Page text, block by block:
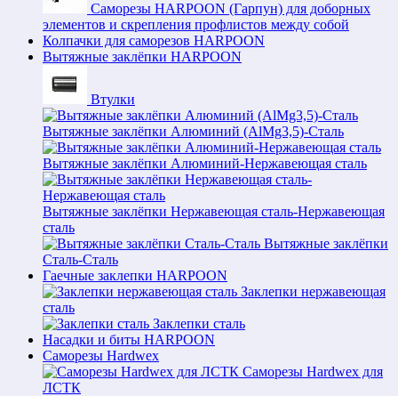
Саморезы HARPOON (Гарпун) для доборных
элементов и скрепления профлистов между собой
Колпачки для саморезов HARPOON
Вытяжные заклёпки HARPOON
Втулки
Вытяжные заклёпки Алюминий (AlMg3,5)-Сталь
Вытяжные заклёпки Алюминий-Нержавеющая сталь
Вытяжные заклёпки Нержавеющая сталь-Нержавеющая
сталь
Вытяжные заклёпки
Сталь-Сталь
Гаечные заклепки HARPOON
Заклепки нержавеющая
сталь
Заклепки сталь
Насадки и биты HARPOON
Саморезы Hardwex
Саморезы Hardwex для
ЛСТК